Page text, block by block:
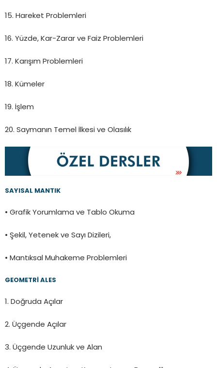
15. Hareket Problemleri
16. Yüzde, Kar-Zarar ve Faiz Problemleri
17. Karışım Problemleri
18. Kümeler
19. İşlem
20. Saymanın Temel İlkesi ve Olasılık
SAYISAL MANTIK
• Grafik Yorumlama ve Tablo Okuma
• Şekil, Yetenek ve Sayı Dizileri,
• Mantıksal Muhakeme Problemleri
GEOMETRİ ALES
1. Doğruda Açılar
2. Üçgende Açılar
3. Üçgende Uzunluk ve Alan